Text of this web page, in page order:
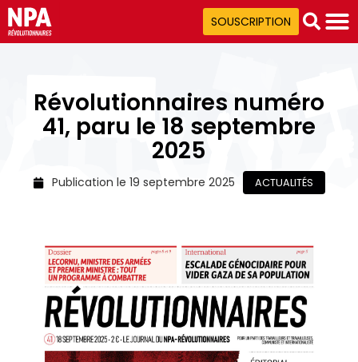
SOUSCRIPTION
Révolutionnaires numéro
41, paru le 18 septembre
2025
Publication le19 septembre 2025 ACTUALITÉS